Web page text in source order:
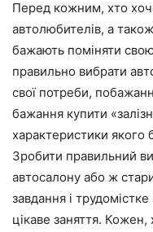
Перед кожним, хто
автолюбителів, а
бажають поміняти
правильно вибрати
свої потреби,
бажання купити
характеристики якого
Зробити правильний
автосалону або ж
завдання і
цікаве заняття. Кожен,